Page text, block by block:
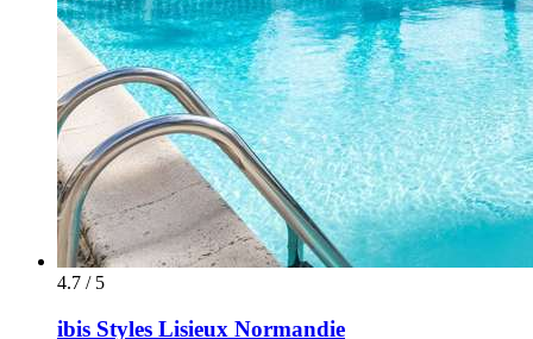
4.7 / 5
ibis Styles Lisieux Normandie